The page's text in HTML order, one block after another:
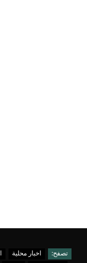
تصفح: اخبار محلية